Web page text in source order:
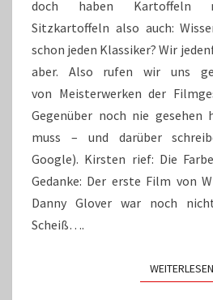
doch haben Kartoffeln
Sitzkartoffeln also auch:
schon jeden Klassiker? Wir
aber. Also rufen wir uns
von Meisterwerken der
Gegenüber noch nie gesehen
muss – und darüber
Google). Kirsten rief: Die
Gedanke: Der erste Film von
Danny Glover war noch
Scheiß….
WEITERLESEN